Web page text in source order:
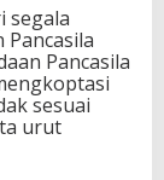
segala
Pancasila
sesuai
urut